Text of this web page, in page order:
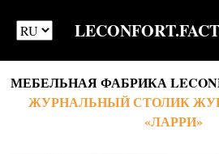
МЕБЕЛЬНАЯ ФАБРИКА
ЖУРНАЛЬНЫЙ СТОЛИК
«ЛАРРИ»